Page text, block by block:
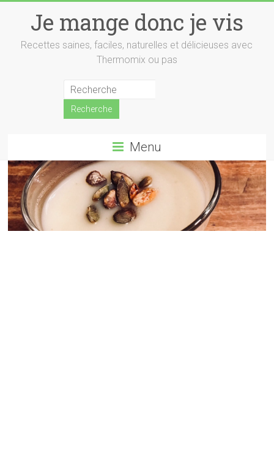
contentJe mange donc je vis
Recettes saines, faciles, naturelles et délicieuses avec
Thermomix ou pas
Menu